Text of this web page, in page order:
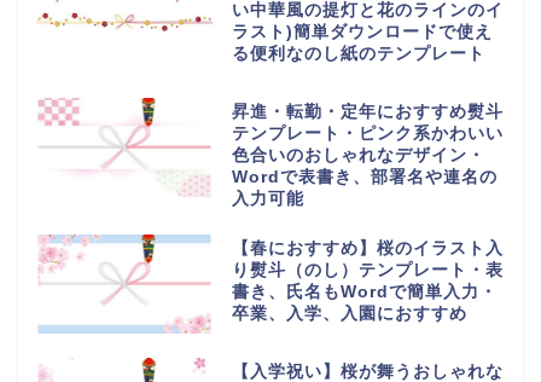
い中華風の提灯と花のラインのイ
ラスト)簡単ダウンロードで使え
る便利なのし紙のテンプレート
昇進・転勤・定年におすすめ熨斗
テンプレート・ピンク系かわいい
色合いのおしゃれなデザイン・
Wordで表書き、部署名や連名の
入力可能
【春におすすめ】桜のイラスト入
り熨斗（のし）テンプレート・表
書き、氏名もWordで簡単入力・
卒業、入学、入園におすすめ
【入学祝い】桜が舞うおしゃれな